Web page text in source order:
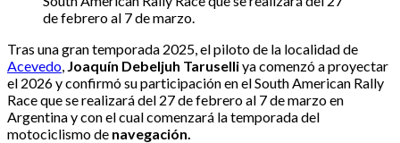
de febrero al 7 de marzo.
Tras una gran temporada 2025, el piloto de la localidad de
Acevedo, Joaquín Debeljuh Taruselliya comenzó a proyectar
el 2026 y confirmó su participación en el South American Rally
Race que se realizará del 27 de febrero al 7 de marzo en
Argentina y con el cual comenzará la temporada del
motociclismo de navegación.